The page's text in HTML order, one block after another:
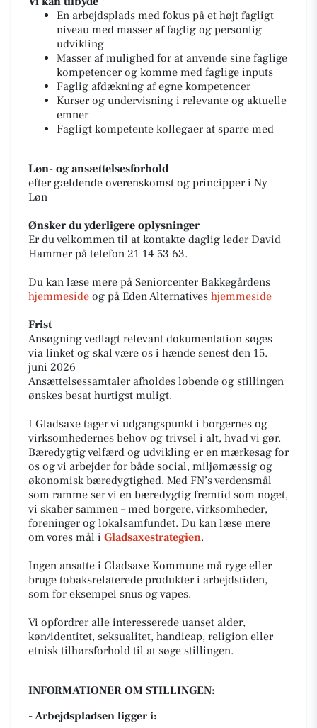
En arbejdsplads med fokus på et højt fagligt
niveau med masser af faglig og personlig
udvikling
Masser af mulighed for at anvende sine faglige
kompetencer og komme med faglige inputs
Faglig afdækning af egne kompetencer
Kurser og undervisning i relevante og aktuelle
emner
Fagligt kompetente kollegaer at sparre med
Løn- og ansættelsesforhold
efter gældende overenskomst og principper i Ny
Løn
Ønsker du yderligere oplysninger
Er du velkommen til at kontakte daglig leder David
Hammer på telefon 21 14 53 63.
Du kan læse mere på Seniorcenter Bakkegårdens
hjemmeside og på Eden Alternatives hjemmeside
Frist
Ansøgning vedlagt relevant dokumentation søges
via linket og skal være os i hænde senest den 15.
juni 2026
Ansættelsessamtaler afholdes løbende og stillingen
ønskes besat hurtigst muligt.
I Gladsaxe tager vi udgangspunkt i borgernes og
virksomhedernes behov og trivsel i alt, hvad vi gør.
Bæredygtig velfærd og udvikling er en mærkesag for
os og vi arbejder for både social, miljømæssig og
økonomisk bæredygtighed. Med FN’s verdensmål
som ramme ser vi en bæredygtig fremtid som noget,
vi skaber sammen – med borgere, virksomheder,
foreninger og lokalsamfundet. Du kan læse mere
om vores mål i Gladsaxestrategien.
Ingen ansatte i Gladsaxe Kommune må ryge eller
bruge tobaksrelaterede produkter i arbejdstiden,
som for eksempel snus og vapes.
Vi opfordrer alle interesserede uanset alder,
køn/identitet, seksualitet, handicap, religion eller
etnisk tilhørsforhold til at søge stillingen.
INFORMATIONER OM STILLINGEN:
- Arbejdspladsen ligger i: